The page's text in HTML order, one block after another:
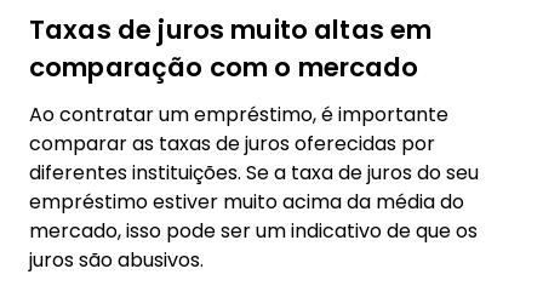
Taxas de juros muito altas em
comparação com o mercado
Ao contratar um empréstimo, é importante
comparar as taxas de juros oferecidas por
diferentes instituições. Se a taxa de juros do seu
empréstimo estiver muito acima da média do
mercado, isso pode ser um indicativo de que os
juros são abusivos.